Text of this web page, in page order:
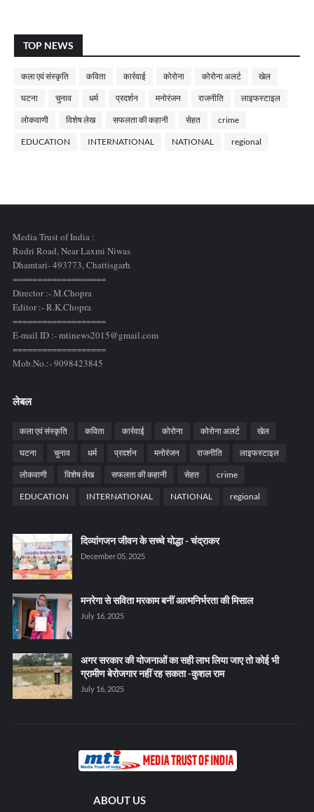
TOP NEWS
कला एवं संस्कृति कविता कार्रवाई कोरोना कोरोना अलर्ट खेल
घटना चुनाव धर्म प्रदर्शन मनोरंजन राजनीति लाइफस्टाइल
लोकवाणी विशेष लेख सफलता की कहानी सेहत crime
EDUCATION INTERNATIONAL NATIONAL regional
Media Trust of India :
Rudri Road, Near Laxmi Niwas
Dhamtari- 493773,Chattisgarh
===================
Director :- M.Chopra
Editor :- R.K.Chopra
===================
E-mail ID :- mtinews2015@gmail.com
===================
Mob.No.:- 9098423845
लेबल
कला एवं संस्कृति कविता कार्रवाई कोरोना कोरोना अलर्ट खेल
घटना चुनाव धर्म प्रदर्शन मनोरंजन राजनीति लाइफस्टाइल
लोकवाणी विशेष लेख सफलता की कहानी सेहत crime
EDUCATION INTERNATIONAL NATIONAL regional
दिव्यांगजन जीवन के सच्चे योद्धा - चंद्राकर
December 05, 2025
मनरेगा से सविता मरकाम बनीं आत्मनिर्भरता की मिसाल
July 16, 2025
अगर सरकार की योजनाओं का सही लाभ लिया जाए तो कोई भी
ग्रामीण बेरोजगार नहीं रह सकता -कुशल राम
July 16, 2025
ABOUT US